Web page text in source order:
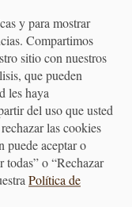
y para mostrar
Compartimos
sitio con nuestros
que pueden
les haya
del uso que usted
las cookies
puede aceptar o
todas” o “Rechazar
Política de